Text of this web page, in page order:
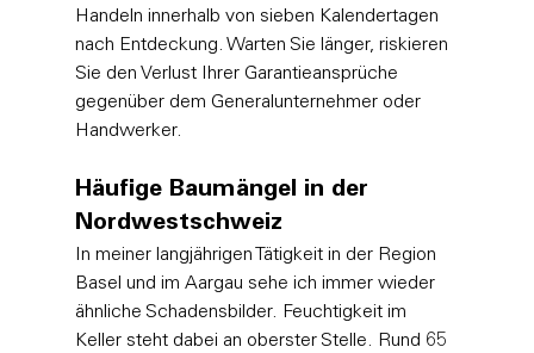
Handeln innerhalb von sieben Kalendertagen
nach Entdeckung. Warten Sie länger, riskieren
Sie den Verlust Ihrer Garantieansprüche
gegenüber dem Generalunternehmer oder
Handwerker.
Häufige Baumängel in der
Nordwestschweiz
In meiner langjährigen Tätigkeit in der Region
Basel und im Aargau sehe ich immer wieder
ähnliche Schadensbilder. Feuchtigkeit im
Keller steht dabei an oberster Stelle. Rund 65